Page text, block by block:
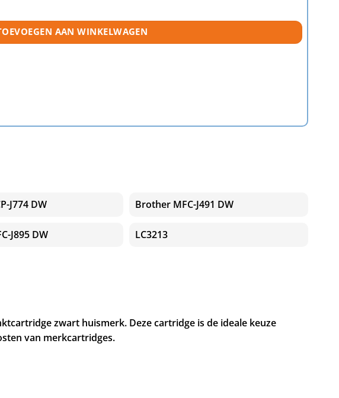
aantal
AAN WINKELWAGEN
J774 DW Brother MFC-J491 DW
J895 DW LC3213
zwart huismerk. Deze cartridge is de ideale keuze
van merkcartridges.